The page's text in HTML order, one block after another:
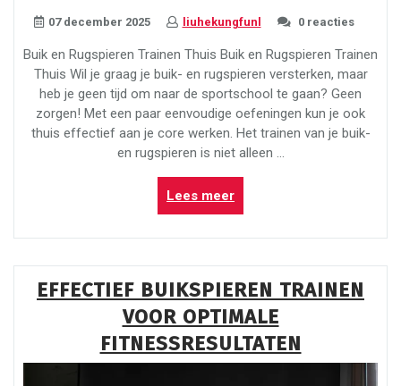
07 december 2025 liuhekungfunl 0 reacties
Buik en Rugspieren Trainen Thuis Buik en Rugspieren Trainen
Thuis Wil je graag je buik- en rugspieren versterken, maar
heb je geen tijd om naar de sportschool te gaan? Geen
zorgen! Met een paar eenvoudige oefeningen kun je ook
thuis effectief aan je core werken. Het trainen van je buik-
en rugspieren is niet alleen …
Lees meer“Thuis
Effectief
Buik-
Trainen:
Tips
en
Oefeningen”
EFFECTIEF BUIKSPIEREN TRAINEN
VOOR OPTIMALE
FITNESSRESULTATEN